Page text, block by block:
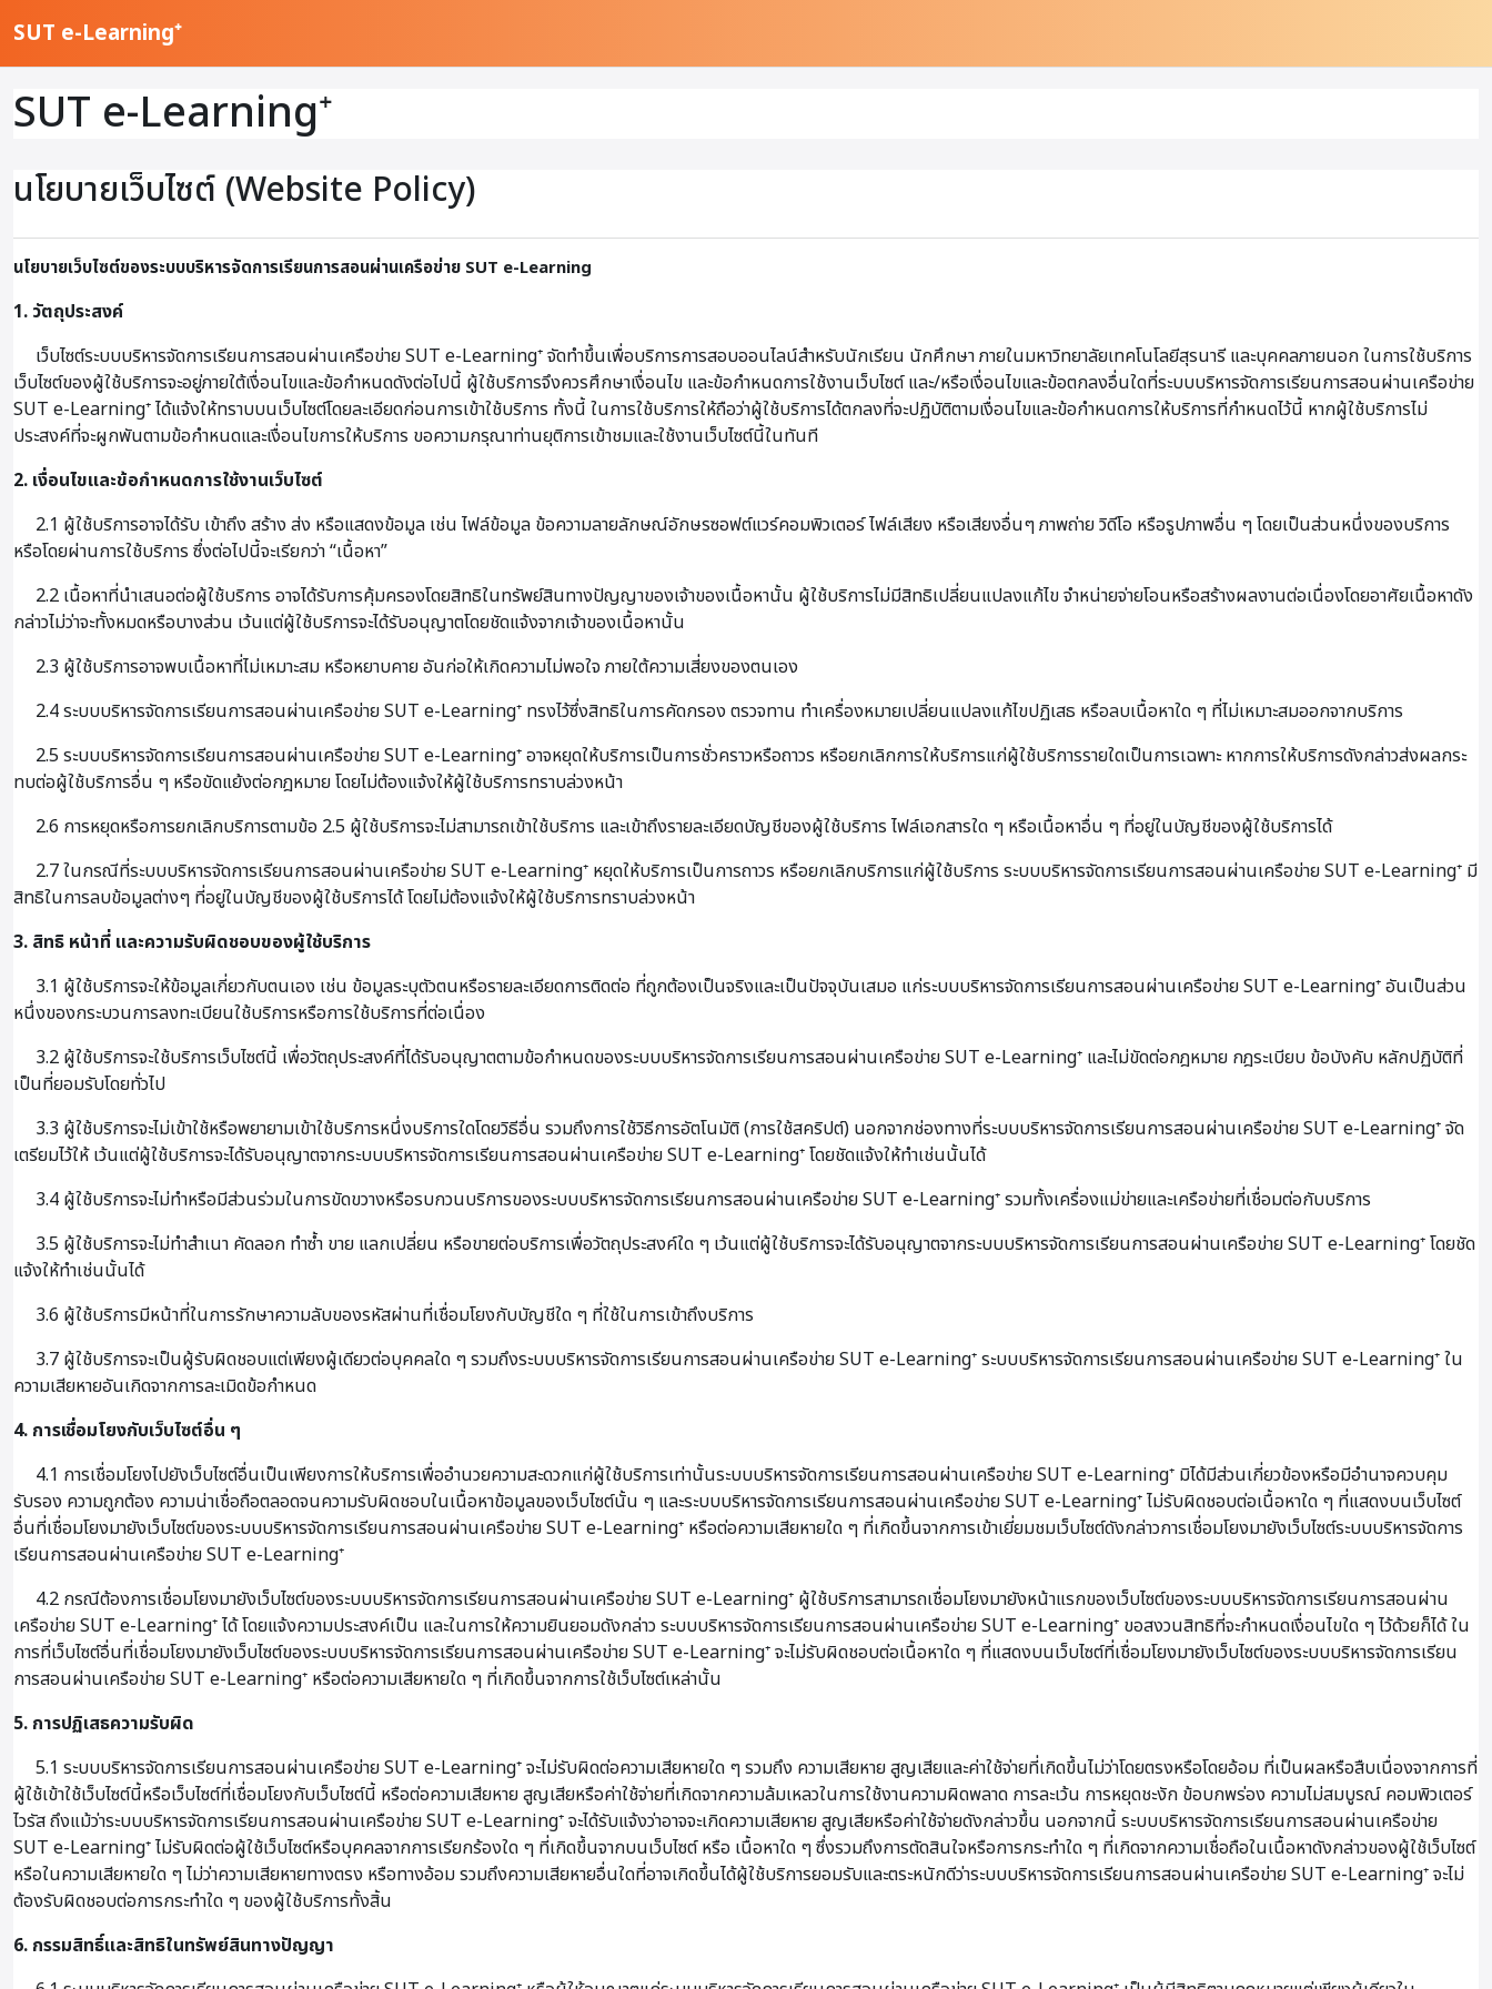
SUT e-Learning⁺
SUT e-Learning⁺
นโยบายเว็บไซต์ (Website Policy)
นโยบายเว็บไซต์ของระบบบริหารจัดการเรียนการสอนผ่านเครือข่าย SUT e-Learning
1. วัตถุประสงค์
เว็บไซต์ระบบบริหารจัดการเรียนการสอนผ่านเครือข่าย SUT e-Learning⁺ จัดทำขึ้นเพื่อบริการการสอบออนไลน์สำหรับนักเรียน นักศึกษา ภายในมหาวิทยาลัยเทคโนโลยีสุรนารี และบุคคลภายนอก ในการใช้บริการ
เว็บไซต์ของผู้ใช้บริการจะอยู่ภายใต้เงื่อนไขและข้อกำหนดดังต่อไปนี้ ผู้ใช้บริการจึงควรศึกษาเงื่อนไข และข้อกำหนดการใช้งานเว็บไซต์ และ/หรือเงื่อนไขและข้อตกลงอื่นใดที่ระบบบริหารจัดการเรียนการสอนผ่านเครือข่าย
SUT e-Learning⁺ ได้แจ้งให้ทราบบนเว็บไซต์โดยละเอียดก่อนการเข้าใช้บริการ ทั้งนี้ ในการใช้บริการให้ถือว่าผู้ใช้บริการได้ตกลงที่จะปฏิบัติตามเงื่อนไขและข้อกำหนดการให้บริการที่กำหนดไว้นี้ หากผู้ใช้บริการไม่
ประสงค์ที่จะผูกพันตามข้อกำหนดและเงื่อนไขการให้บริการ ขอความกรุณาท่านยุติการเข้าชมและใช้งานเว็บไซต์นี้ในทันที
2. เงื่อนไขและข้อกำหนดการใช้งานเว็บไซต์
2.1 ผู้ใช้บริการอาจได้รับ เข้าถึง สร้าง ส่ง หรือแสดงข้อมูล เช่น ไฟล์ข้อมูล ข้อความลายลักษณ์อักษรซอฟต์แวร์คอมพิวเตอร์ ไฟล์เสียง หรือเสียงอื่นๆ ภาพถ่าย วิดีโอ หรือรูปภาพอื่น ๆ โดยเป็นส่วนหนึ่งของบริการ
หรือโดยผ่านการใช้บริการ ซึ่งต่อไปนี้จะเรียกว่า “เนื้อหา”
2.2 เนื้อหาที่นำเสนอต่อผู้ใช้บริการ อาจได้รับการคุ้มครองโดยสิทธิในทรัพย์สินทางปัญญาของเจ้าของเนื้อหานั้น ผู้ใช้บริการไม่มีสิทธิเปลี่ยนแปลงแก้ไข จำหน่ายจ่ายโอนหรือสร้างผลงานต่อเนื่องโดยอาศัยเนื้อหาดัง
กล่าวไม่ว่าจะทั้งหมดหรือบางส่วน เว้นแต่ผู้ใช้บริการจะได้รับอนุญาตโดยชัดแจ้งจากเจ้าของเนื้อหานั้น
2.3 ผู้ใช้บริการอาจพบเนื้อหาที่ไม่เหมาะสม หรือหยาบคาย อันก่อให้เกิดความไม่พอใจ ภายใต้ความเสี่ยงของตนเอง
2.4 ระบบบริหารจัดการเรียนการสอนผ่านเครือข่าย SUT e-Learning⁺ ทรงไว้ซึ่งสิทธิในการคัดกรอง ตรวจทาน ทำเครื่องหมายเปลี่ยนแปลงแก้ไขปฏิเสธ หรือลบเนื้อหาใด ๆ ที่ไม่เหมาะสมออกจากบริการ
2.5 ระบบบริหารจัดการเรียนการสอนผ่านเครือข่าย SUT e-Learning⁺ อาจหยุดให้บริการเป็นการชั่วคราวหรือถาวร หรือยกเลิกการให้บริการแก่ผู้ใช้บริการรายใดเป็นการเฉพาะ หากการให้บริการดังกล่าวส่งผลกระ
ทบต่อผู้ใช้บริการอื่น ๆ หรือขัดแย้งต่อกฎหมาย โดยไม่ต้องแจ้งให้ผู้ใช้บริการทราบล่วงหน้า
2.6 การหยุดหรือการยกเลิกบริการตามข้อ 2.5 ผู้ใช้บริการจะไม่สามารถเข้าใช้บริการ และเข้าถึงรายละเอียดบัญชีของผู้ใช้บริการ ไฟล์เอกสารใด ๆ หรือเนื้อหาอื่น ๆ ที่อยู่ในบัญชีของผู้ใช้บริการได้
2.7 ในกรณีที่ระบบบริหารจัดการเรียนการสอนผ่านเครือข่าย SUT e-Learning⁺ หยุดให้บริการเป็นการถาวร หรือยกเลิกบริการแก่ผู้ใช้บริการ ระบบบริหารจัดการเรียนการสอนผ่านเครือข่าย SUT e-Learning⁺ มี
สิทธิในการลบข้อมูลต่างๆ ที่อยู่ในบัญชีของผู้ใช้บริการได้ โดยไม่ต้องแจ้งให้ผู้ใช้บริการทราบล่วงหน้า
3. สิทธิ หน้าที่ และความรับผิดชอบของผู้ใช้บริการ
3.1 ผู้ใช้บริการจะให้ข้อมูลเกี่ยวกับตนเอง เช่น ข้อมูลระบุตัวตนหรือรายละเอียดการติดต่อ ที่ถูกต้องเป็นจริงและเป็นปัจจุบันเสมอ แก่ระบบบริหารจัดการเรียนการสอนผ่านเครือข่าย SUT e-Learning⁺ อันเป็นส่วน
หนึ่งของกระบวนการลงทะเบียนใช้บริการหรือการใช้บริการที่ต่อเนื่อง
3.2 ผู้ใช้บริการจะใช้บริการเว็บไซต์นี้ เพื่อวัตถุประสงค์ที่ได้รับอนุญาตตามข้อกำหนดของระบบบริหารจัดการเรียนการสอนผ่านเครือข่าย SUT e-Learning⁺ และไม่ขัดต่อกฎหมาย กฎระเบียบ ข้อบังคับ หลักปฏิบัติที่
เป็นที่ยอมรับโดยทั่วไป
3.3 ผู้ใช้บริการจะไม่เข้าใช้หรือพยายามเข้าใช้บริการหนึ่งบริการใดโดยวิธีอื่น รวมถึงการใช้วิธีการอัตโนมัติ (การใช้สคริปต์) นอกจากช่องทางที่ระบบบริหารจัดการเรียนการสอนผ่านเครือข่าย SUT e-Learning⁺ จัด
เตรียมไว้ให้ เว้นแต่ผู้ใช้บริการจะได้รับอนุญาตจากระบบบริหารจัดการเรียนการสอนผ่านเครือข่าย SUT e-Learning⁺ โดยชัดแจ้งให้ทำเช่นนั้นได้
3.4 ผู้ใช้บริการจะไม่ทำหรือมีส่วนร่วมในการขัดขวางหรือรบกวนบริการของระบบบริหารจัดการเรียนการสอนผ่านเครือข่าย SUT e-Learning⁺ รวมทั้งเครื่องแม่ข่ายและเครือข่ายที่เชื่อมต่อกับบริการ
3.5 ผู้ใช้บริการจะไม่ทำสำเนา คัดลอก ทำซ้ำ ขาย แลกเปลี่ยน หรือขายต่อบริการเพื่อวัตถุประสงค์ใด ๆ เว้นแต่ผู้ใช้บริการจะได้รับอนุญาตจากระบบบริหารจัดการเรียนการสอนผ่านเครือข่าย SUT e-Learning⁺ โดยชัด
แจ้งให้ทำเช่นนั้นได้
3.6 ผู้ใช้บริการมีหน้าที่ในการรักษาความลับของรหัสผ่านที่เชื่อมโยงกับบัญชีใด ๆ ที่ใช้ในการเข้าถึงบริการ
3.7 ผู้ใช้บริการจะเป็นผู้รับผิดชอบแต่เพียงผู้เดียวต่อบุคคลใด ๆ รวมถึงระบบบริหารจัดการเรียนการสอนผ่านเครือข่าย SUT e-Learning⁺ ระบบบริหารจัดการเรียนการสอนผ่านเครือข่าย SUT e-Learning⁺ ใน
ความเสียหายอันเกิดจากการละเมิดข้อกำหนด
4. การเชื่อมโยงกับเว็บไซต์อื่น ๆ
4.1 การเชื่อมโยงไปยังเว็บไซต์อื่นเป็นเพียงการให้บริการเพื่ออำนวยความสะดวกแก่ผู้ใช้บริการเท่านั้นระบบบริหารจัดการเรียนการสอนผ่านเครือข่าย SUT e-Learning⁺ มิได้มีส่วนเกี่ยวข้องหรือมีอำนาจควบคุม
รับรอง ความถูกต้อง ความน่าเชื่อถือตลอดจนความรับผิดชอบในเนื้อหาข้อมูลของเว็บไซต์นั้น ๆ และระบบบริหารจัดการเรียนการสอนผ่านเครือข่าย SUT e-Learning⁺ ไม่รับผิดชอบต่อเนื้อหาใด ๆ ที่แสดงบนเว็บไซต์
อื่นที่เชื่อมโยงมายังเว็บไซต์ของระบบบริหารจัดการเรียนการสอนผ่านเครือข่าย SUT e-Learning⁺ หรือต่อความเสียหายใด ๆ ที่เกิดขึ้นจากการเข้าเยี่ยมชมเว็บไซต์ดังกล่าวการเชื่อมโยงมายังเว็บไซต์ระบบบริหารจัดการ
เรียนการสอนผ่านเครือข่าย SUT e-Learning⁺
4.2 กรณีต้องการเชื่อมโยงมายังเว็บไซต์ของระบบบริหารจัดการเรียนการสอนผ่านเครือข่าย SUT e-Learning⁺ ผู้ใช้บริการสามารถเชื่อมโยงมายังหน้าแรกของเว็บไซต์ของระบบบริหารจัดการเรียนการสอนผ่าน
เครือข่าย SUT e-Learning⁺ ได้ โดยแจ้งความประสงค์เป็น และในการให้ความยินยอมดังกล่าว ระบบบริหารจัดการเรียนการสอนผ่านเครือข่าย SUT e-Learning⁺ ขอสงวนสิทธิที่จะกำหนดเงื่อนไขใด ๆ ไว้ด้วยก็ได้ ใน
การที่เว็บไซต์อื่นที่เชื่อมโยงมายังเว็บไซต์ของระบบบริหารจัดการเรียนการสอนผ่านเครือข่าย SUT e-Learning⁺ จะไม่รับผิดชอบต่อเนื้อหาใด ๆ ที่แสดงบนเว็บไซต์ที่เชื่อมโยงมายังเว็บไซต์ของระบบบริหารจัดการเรียน
การสอนผ่านเครือข่าย SUT e-Learning⁺ หรือต่อความเสียหายใด ๆ ที่เกิดขึ้นจากการใช้เว็บไซต์เหล่านั้น
5. การปฏิเสธความรับผิด
5.1 ระบบบริหารจัดการเรียนการสอนผ่านเครือข่าย SUT e-Learning⁺ จะไม่รับผิดต่อความเสียหายใด ๆ รวมถึง ความเสียหาย สูญเสียและค่าใช้จ่ายที่เกิดขึ้นไม่ว่าโดยตรงหรือโดยอ้อม ที่เป็นผลหรือสืบเนื่องจากการที่
ผู้ใช้เข้าใช้เว็บไซต์นี้หรือเว็บไซต์ที่เชื่อมโยงกับเว็บไซต์นี้ หรือต่อความเสียหาย สูญเสียหรือค่าใช้จ่ายที่เกิดจากความล้มเหลวในการใช้งานความผิดพลาด การละเว้น การหยุดชะงัก ข้อบกพร่อง ความไม่สมบูรณ์ คอมพิวเตอร์
ไวรัส ถึงแม้ว่าระบบบริหารจัดการเรียนการสอนผ่านเครือข่าย SUT e-Learning⁺ จะได้รับแจ้งว่าอาจจะเกิดความเสียหาย สูญเสียหรือค่าใช้จ่ายดังกล่าวขึ้น นอกจากนี้ ระบบบริหารจัดการเรียนการสอนผ่านเครือข่าย
SUT e-Learning⁺ ไม่รับผิดต่อผู้ใช้เว็บไซต์หรือบุคคลจากการเรียกร้องใด ๆ ที่เกิดขึ้นจากบนเว็บไซต์ หรือ เนื้อหาใด ๆ ซึ่งรวมถึงการตัดสินใจหรือการกระทำใด ๆ ที่เกิดจากความเชื่อถือในเนื้อหาดังกล่าวของผู้ใช้เว็บไซต์
หรือในความเสียหายใด ๆ ไม่ว่าความเสียหายทางตรง หรือทางอ้อม รวมถึงความเสียหายอื่นใดที่อาจเกิดขึ้นได้ผู้ใช้บริการยอมรับและตระหนักดีว่าระบบบริหารจัดการเรียนการสอนผ่านเครือข่าย SUT e-Learning⁺ จะไม่
ต้องรับผิดชอบต่อการกระทำใด ๆ ของผู้ใช้บริการทั้งสิ้น
6. กรรมสิทธิ์และสิทธิในทรัพย์สินทางปัญญา